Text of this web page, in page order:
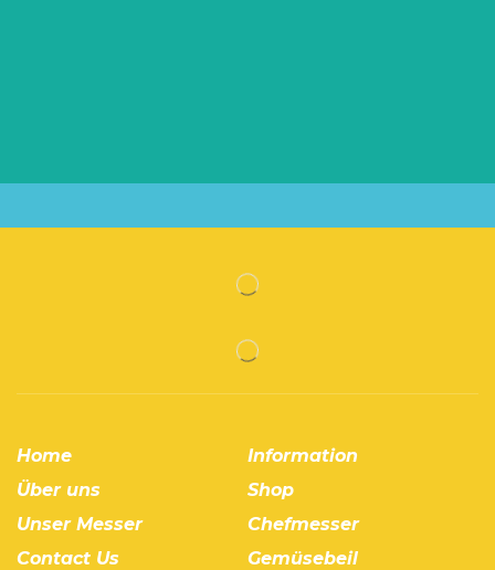
Home
Über uns
Unser Messer
Contact Us
Information
Shop
Chefmesser
Gemüsebeil